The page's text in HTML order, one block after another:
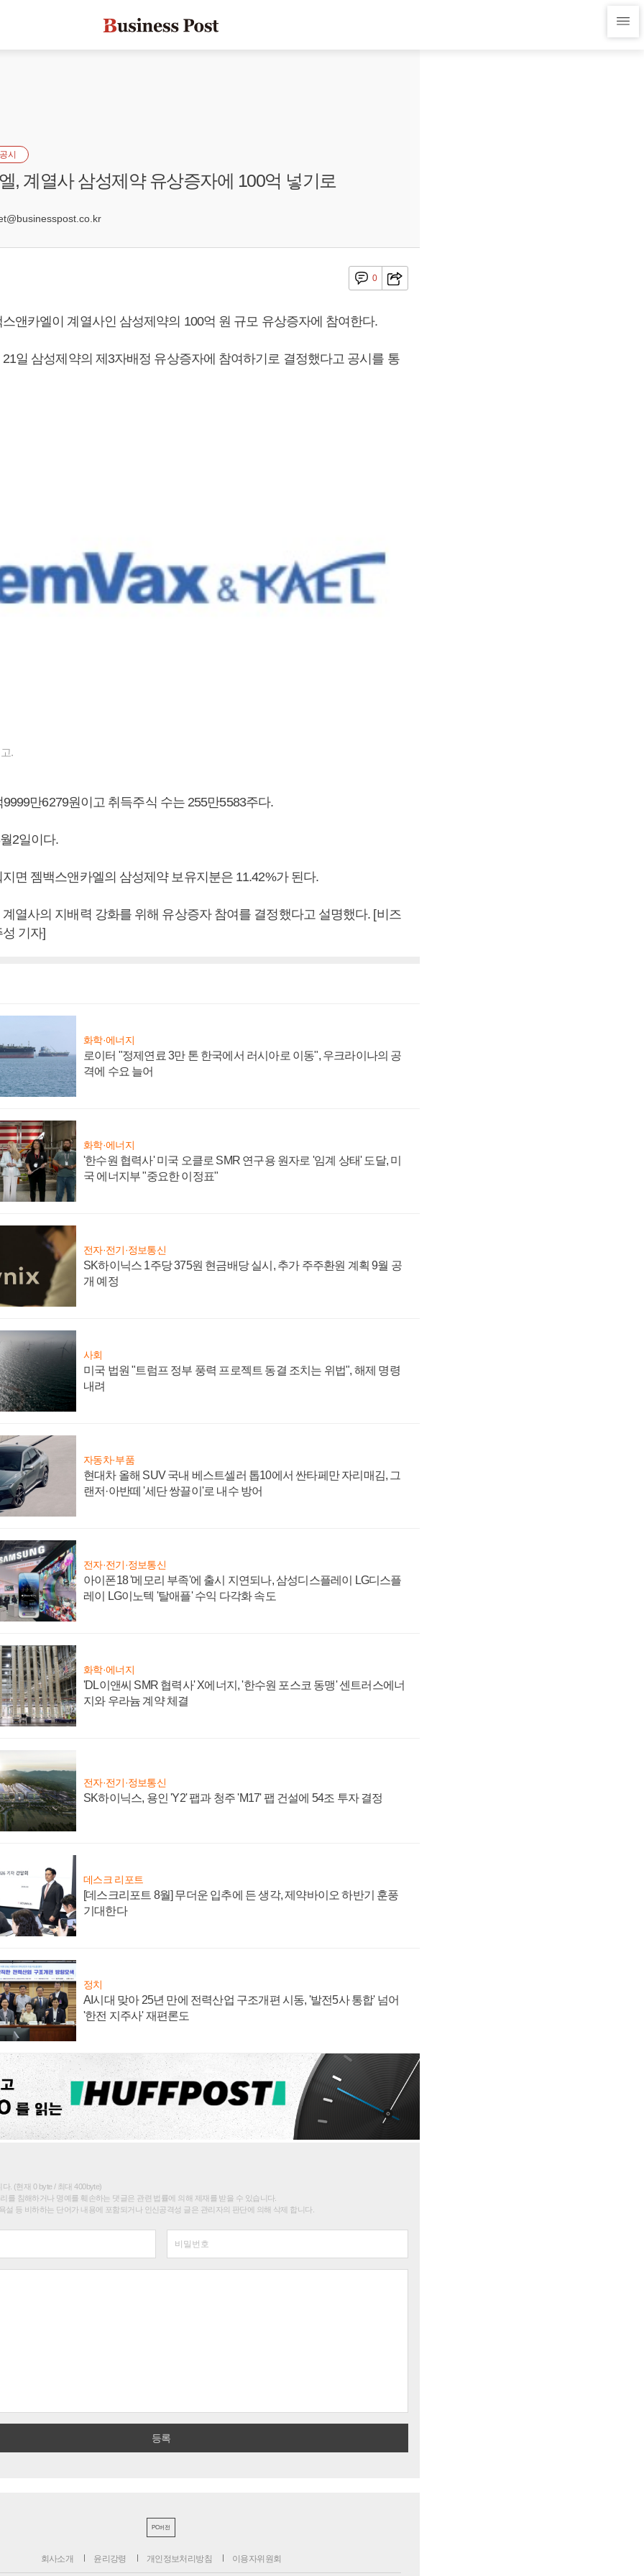
공시
, 계열사 삼성제약 유상증자에 100억 넣기로
0
앤카엘이 계열사인 삼성제약의 100억 원 규모 유상증자에 참여한다.
일 삼성제약의 제3자배정 유상증자에 참여하기로 결정했다고 공시를 통
.
만6279원이고 취득주식 수는 255만5583주다.
2일이다.
면 젬백스앤카엘의 삼성제약 보유지분은 11.42%가 된다.
열사의 지배력 강화를 위해 유상증자 참여를 결정했다고 설명했다. [비즈
기자]
화학·에너지
로이터 "정제연료 3만 톤 한국에서 러시아로 이동", 우크라이나의 공
격에 수요 늘어
화학·에너지
'한수원 협력사' 미국 오클로 SMR 연구용 원자로 '임계 상태' 도달, 미
국 에너지부 "중요한 이정표"
전자·전기·정보통신
SK하이닉스 1주당 375원 현금배당 실시, 추가 주주환원 계획 9월 공
개 예정
사회
미국 법원 "트럼프 정부 풍력 프로젝트 동결 조치는 위법", 해제 명령
내려
자동차·부품
현대차 올해 SUV 국내 베스트셀러 톱10에서 싼타페만 자리매김, 그
랜저·아반떼 '세단 쌍끌이'로 내수 방어
전자·전기·정보통신
아이폰18 '메모리 부족'에 출시 지연되나, 삼성디스플레이 LG디스플
레이 LG이노텍 '탈애플' 수익 다각화 속도
화학·에너지
'DL이앤씨 SMR 협력사' X에너지, '한수원 포스코 동맹' 센트러스에너
지와 우라늄 계약 체결
전자·전기·정보통신
SK하이닉스, 용인 'Y2' 팹과 청주 'M17' 팹 건설에 54조 투자 결정
데스크 리포트
[데스크리포트 8월] 무더운 입추에 든 생각, 제약바이오 하반기 훈풍
기대한다
정치
AI시대 맞아 25년 만에 전력산업 구조개편 시동, '발전5사 통합' 넘어
'한전 지주사' 재편론도
. (현재 0 byte / 최대 400byte)
를 침해하거나 명예를 훼손하는 댓글은 관련 법률에 의해 제재를 받을 수 있습니다.
설 등 비하하는 단어가 내용에 포함되거나 인신공격성 글은 관리자의 판단에 의해 삭제 합니다.
PC버전
회사소개 윤리강령 개인정보처리방침 이용자위원회